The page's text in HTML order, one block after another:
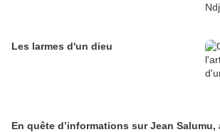
Les larmes d'un dieu
En quête d’informations sur Jean